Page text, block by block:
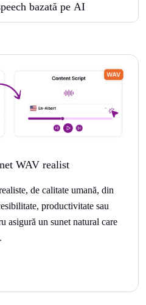
bazată pe AI
WAV realist
de calitate umană, din
productivitate sau
asigură un sunet natural care